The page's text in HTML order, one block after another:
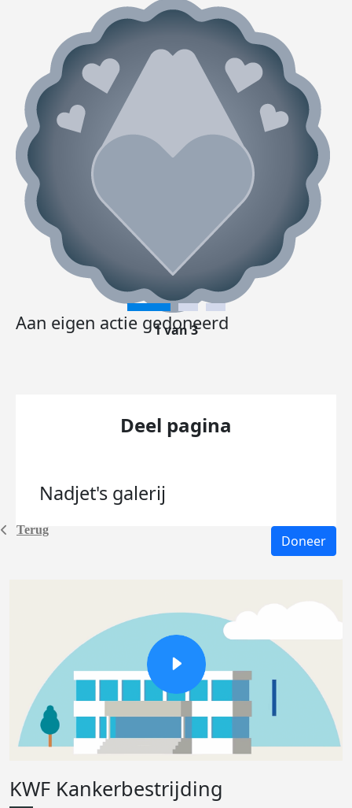
Terug
Aan eigen actie gedoneerd
1 van 3
Deel pagina
Nadjet's galerij
Doneer
KWF Kankerbestrijding